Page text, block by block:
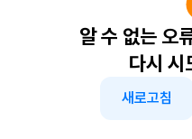
알 수 없는 오
다시 시
새로고침